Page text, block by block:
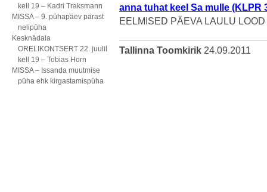
kell 19 – Kadri Traksmann
MISSA – 9. pühapäev pärast
nelipüha
Kesknädala
ORELIKONTSERT 22. juulil
kell 19 – Tobias Horn
MISSA – Issanda muutmise
püha ehk kirgastamispüha
anna tuhat keel Sa mulle (KLPR
EELMISED PÄEVA LAULU
Tallinna Toomkirik 24.09.2011